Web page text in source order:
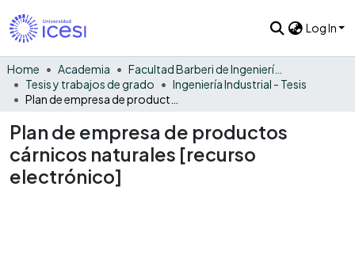
Log In
Home Academia
Facultad Barberi de Ingeniería, Diseño y Ciencias Aplicadas
Tesis y trabajos de grado
Ingeniería Industrial - Tesis
Plan de empresa de productos
cárnicos naturales [recurso
electrónico]